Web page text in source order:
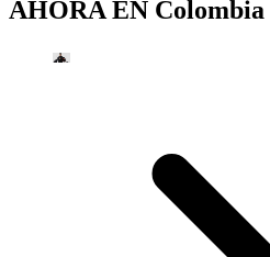
AHORA EN Colombia